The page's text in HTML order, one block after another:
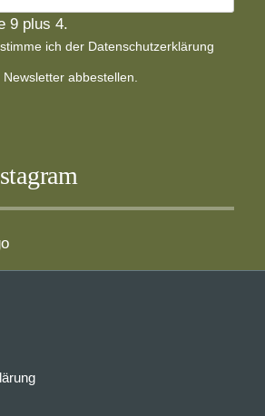
9 plus 4.
ich der Datenschutzerklärung
abbestellen.